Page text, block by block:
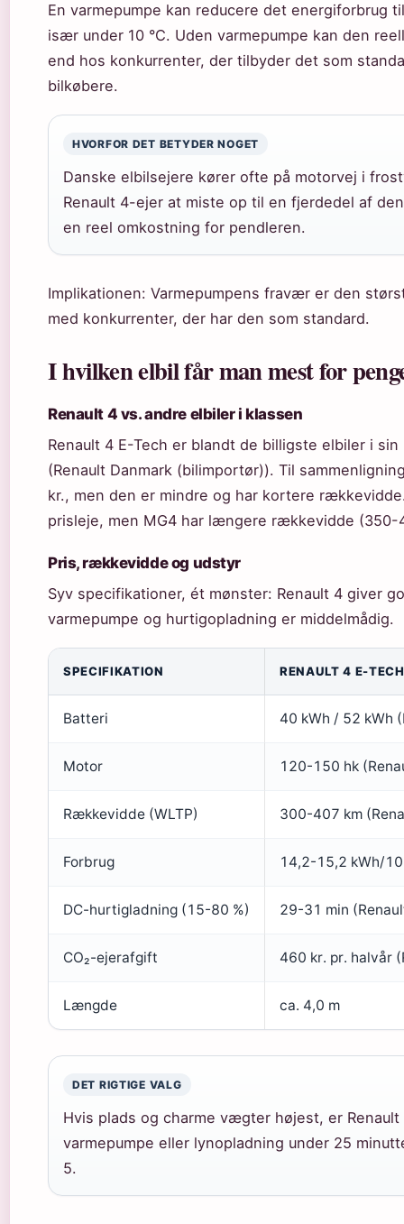
En varmepumpe kan reducere det energiforbrug
især under 10 °C. Uden varmepumpe kan den
end hos konkurrenter, der tilbyder det som
bilkøbere.
HVORFOR DET BETYDER NOGET
Danske elbilsejere kører ofte på motorvej i
Renault 4-ejer at miste op til en fjerdedel af
en reel omkostning for pendleren.
Implikationen: Varmepumpens fravær er den
med konkurrenter, der har den som standard.
I hvilken elbil får man mest for
Renault 4 vs. andre elbiler i klassen
Renault 4 E-Tech er blandt de billigste elbiler i
(Renault Danmark (bilimportør)). Til
kr., men den er mindre og har kortere
prisleje, men MG4 har længere rækkevidde (350-
Pris, rækkevidde og udstyr
Syv specifikationer, ét mønster: Renault 4 giver
varmepumpe og hurtigopladning er middelmådig.
SPECIFIKATION RENAULT 4 E-TECH
Batteri 40 kWh / 52 kWh
Motor 120-150 hk
Rækkevidde (WLTP) 300-407 km
Forbrug 14,2-15,2 kWh/
DC-hurtigladning (15-80 %) 29-31 min
CO₂-ejerafgift 460 kr. pr. halvår
Længde ca. 4,0 m
DET RIGTIGE VALG
Hvis plads og charme vægter højest, er
varmepumpe eller lynopladning under 25
5.